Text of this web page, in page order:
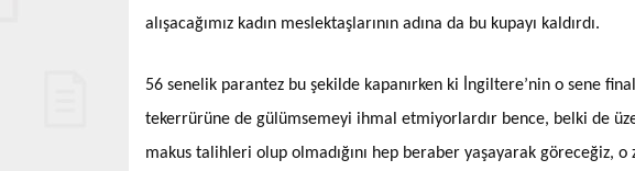
alışacağımız kadın meslektaşlarının adına da bu kupayı kaldırdı.
56 senelik parantez bu şekilde kapanırken ki İngiltere’nin o sene
tekerrürüne de gülümsemeyi ihmal etmiyorlardır bence, belki de
makus talihleri olup olmadığını hep beraber yaşayarak göreceğiz, o